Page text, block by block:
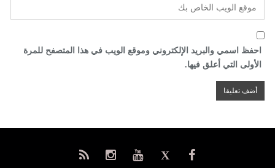
احفظ اسمي والبريد الإلكتروني وموقع الويب في هذا المتصفح للمرة
الأولى التي أعلق فيها.